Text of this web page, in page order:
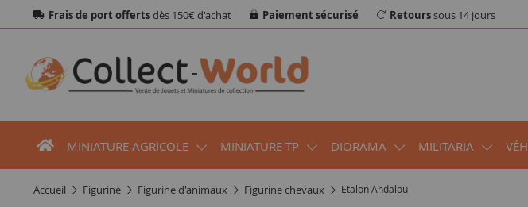
Frais de port offertsdès 150€ d'achat Paiement sécurisé Retourssous 14 jours
MINIATURE AGRICOLE MINIATURE TP DIORAMA MILITARIA
accueil figurine figurine d'animaux figurine chevaux Etalon Andalou